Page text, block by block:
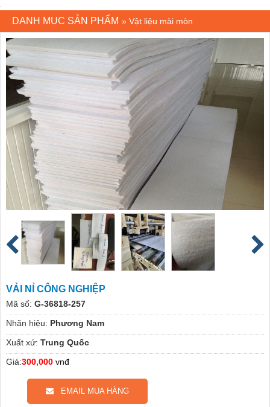
DANH MỤC SẢN PHẨM » Vật liệu mài mòn
VẢI NỈ CÔNG NGHIỆP
Mã số: G-36818-257
Nhãn hiệu: Phương Nam
Xuất xứ: Trung Quốc
Giá:300,000 vnđ
EMAIL MUA HÀNG